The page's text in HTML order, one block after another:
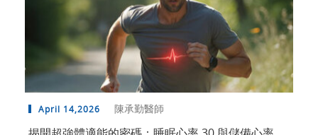
April 14,2026 陳承勤醫師